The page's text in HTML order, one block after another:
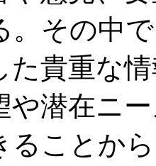
。その中
た貴重な
や潜在ニ
ることか